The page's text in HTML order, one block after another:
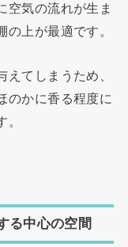
空気の流れが生ま
上が最適です。
てしまうため、
のかに香る程度に
る中心の空間